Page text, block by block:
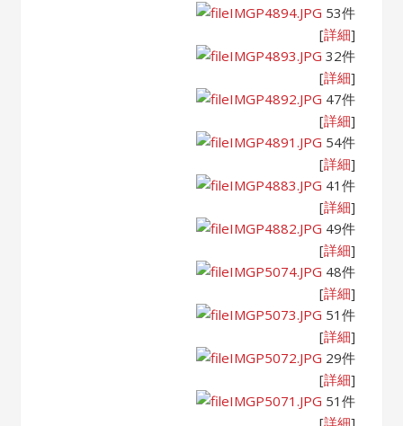
IMGP4894.JPG 53件
[詳細]
IMGP4893.JPG 32件
[詳細]
IMGP4892.JPG 47件
[詳細]
IMGP4891.JPG 54件
[詳細]
IMGP4883.JPG 41件
[詳細]
IMGP4882.JPG 49件
[詳細]
IMGP5074.JPG 48件
[詳細]
IMGP5073.JPG 51件
[詳細]
IMGP5072.JPG 29件
[詳細]
IMGP5071.JPG 51件
[詳細]